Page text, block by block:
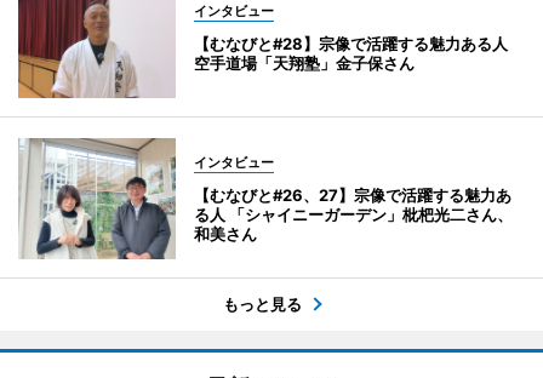
インタビュー
【むなびと#28】宗像で活躍する魅力ある人
空手道場「天翔塾」金子保さん
インタビュー
【むなびと#26、27】宗像で活躍する魅力あ
る人 「シャイニーガーデン」枇杷光二さん、
和美さん
もっと見る